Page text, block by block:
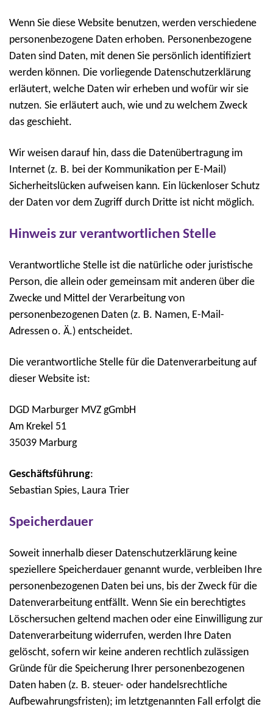
Wenn Sie diese Website benutzen, werden verschiedene
personenbezogene Daten erhoben. Personenbezogene
Daten sind Daten, mit denen Sie persönlich identifiziert
werden können. Die vorliegende Datenschutzerklärung
erläutert, welche Daten wir erheben und wofür wir sie
nutzen. Sie erläutert auch, wie und zu welchem Zweck
das geschieht.
Wir weisen darauf hin, dass die Datenübertragung im
Internet (z. B. bei der Kommunikation per E-Mail)
Sicherheitslücken aufweisen kann. Ein lückenloser Schutz
der Daten vor dem Zugriff durch Dritte ist nicht möglich.
Hinweis zur verantwortlichen Stelle
Verantwortliche Stelle ist die natürliche oder juristische
Person, die allein oder gemeinsam mit anderen über die
Zwecke und Mittel der Verarbeitung von
personenbezogenen Daten (z. B. Namen, E-Mail-
Adressen o. Ä.) entscheidet.
Die verantwortliche Stelle für die Datenverarbeitung auf
dieser Website ist:
DGD Marburger MVZ gGmbH
Am Krekel 51
35039 Marburg
Geschäftsführung:
Sebastian Spies, Laura Trier
Speicherdauer
Soweit innerhalb dieser Datenschutzerklärung keine
speziellere Speicherdauer genannt wurde, verbleiben Ihre
personenbezogenen Daten bei uns, bis der Zweck für die
Datenverarbeitung entfällt. Wenn Sie ein berechtigtes
Löschersuchen geltend machen oder eine Einwilligung zur
Datenverarbeitung widerrufen, werden Ihre Daten
gelöscht, sofern wir keine anderen rechtlich zulässigen
Gründe für die Speicherung Ihrer personenbezogenen
Daten haben (z. B. steuer- oder handelsrechtliche
Aufbewahrungsfristen); im letztgenannten Fall erfolgt die